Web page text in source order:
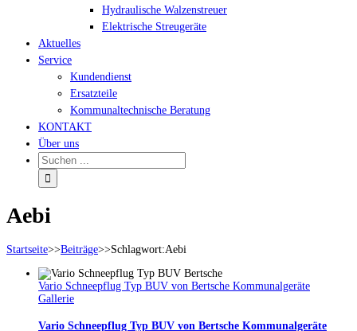
Hydraulische Walzenstreuer
Elektrische Streugeräte
Aktuelles
Service
Kundendienst
Ersatzteile
Kommunaltechnische Beratung
KONTAKT
Über uns
Aebi
Startseite>>Beiträge>>Schlagwort:Aebi
Vario Schneepflug Typ BUV von Bertsche Kommunalgeräte
Gallerie
Vario Schneepflug Typ BUV von Bertsche Kommunalgeräte